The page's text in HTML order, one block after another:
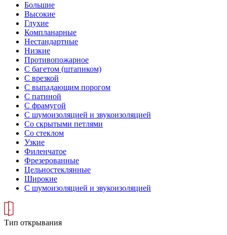
Большие
Высокие
Глухие
Компланарные
Нестандартные
Низкие
Противопожарное
С багетом (штапиком)
С врезкой
С выпадающим порогом
С патиной
С фрамугой
С шумоизоляцией и звукоизоляцией
Со скрытыми петлями
Со стеклом
Узкие
Филенчатое
Фрезерованные
Цельностеклянные
Широкие
С шумоизоляцией и звукоизоляцией
Тип открывания